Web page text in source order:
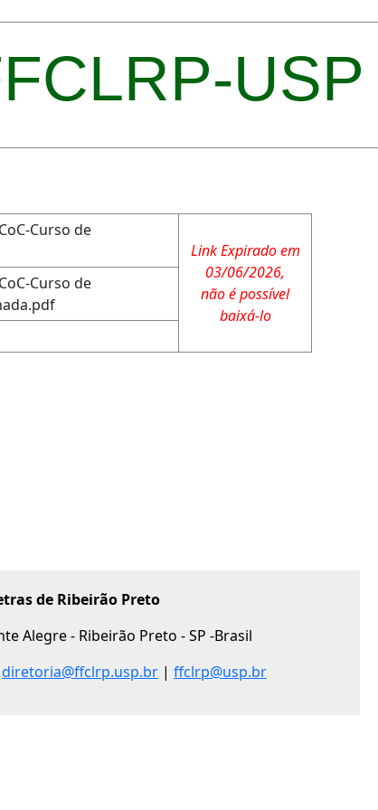
USP
Curso de
Link Expirado em
03/06/2026,
não é possível
baixá-lo
Curso de
de Ribeirão Preto
Alegre - Ribeirão Preto - SP -Brasil
diretoria@ffclrp.usp.br | ffclrp@usp.br